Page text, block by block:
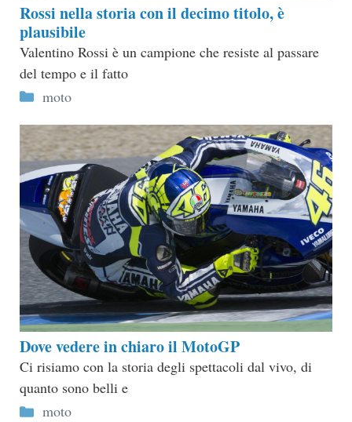
Rossi nella storia con il decimo titolo, è
plausibile
Valentino Rossi è un campione che resiste al passare
del tempo e il fatto
Categorie
moto
Dove vedere in chiaro il MotoGP
Ci risiamo con la storia degli spettacoli dal vivo, di
quanto sono belli e
Categorie
moto